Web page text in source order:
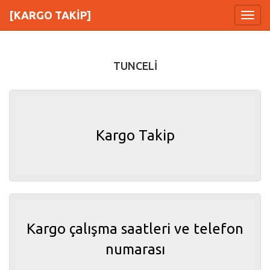
Menu
[KARGO TAKİP]
TUNCELİ
Kargo Takip
Kargo çalışma saatleri ve telefon
numarası